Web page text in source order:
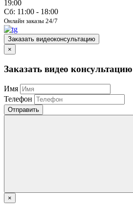
19:00
Сб: 11:00 - 18:00
Онлайн заказы 24/7
Заказать видеоконсультацию
×
Заказать видео консультацию
Имя
Телефон
Отправить
×